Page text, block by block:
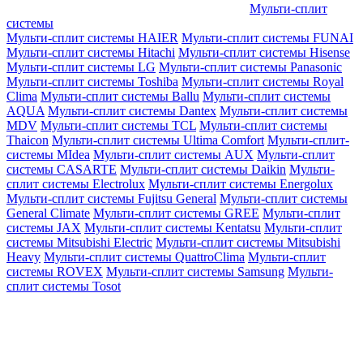
Мульти-сплит
системы
Мульти-сплит системы HAIER Мульти-сплит системы FUNAI
Мульти-сплит системы Hitachi Мульти-сплит системы Hisense
Мульти-сплит системы LG Мульти-сплит системы Panasonic
Мульти-сплит системы Toshiba Мульти-сплит системы Royal
Clima Мульти-сплит системы Ballu Мульти-сплит системы
AQUA Мульти-сплит системы Dantex Мульти-сплит системы
MDV Мульти-сплит системы TCL Мульти-сплит системы
Thaicon Мульти-сплит системы Ultima Comfort Мульти-сплит-
системы MIdea Мульти-сплит системы AUX Мульти-сплит
системы CASARTE Мульти-сплит системы Daikin Мульти-
сплит системы Electrolux Мульти-сплит системы Energolux
Мульти-сплит системы Fujitsu General Мульти-сплит системы
General Climate Мульти-сплит системы GREE Мульти-сплит
системы JAX Мульти-сплит системы Kentatsu Мульти-сплит
системы Mitsubishi Electric Мульти-сплит системы Mitsubishi
Heavy Мульти-сплит системы QuattroClima Мульти-сплит
системы ROVEX Мульти-сплит системы Samsung Мульти-
сплит системы Tosot